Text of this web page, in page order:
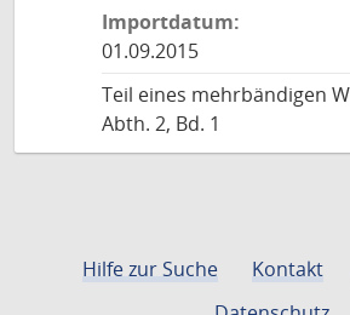
Importdatum:
01.09.2015
Teil eines mehrbändigen
Abth. 2, Bd. 1
Hilfe zur Suche Kontakt